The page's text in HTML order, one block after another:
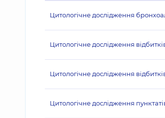
Цитологічне дослідження
Цитологічне дослідження
Цитологічне дослідження
Цитологічне дослідження